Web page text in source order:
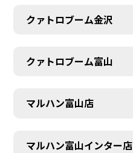
クァトロブーム金沢
クァトロブーム富山
マルハン富山店
マルハン富山インター店